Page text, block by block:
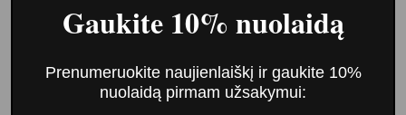
Gaukite 10% nuolaidą
Prenumeruokite naujienlaiškį ir gaukite 10%
nuolaidą pirmam užsakymui: